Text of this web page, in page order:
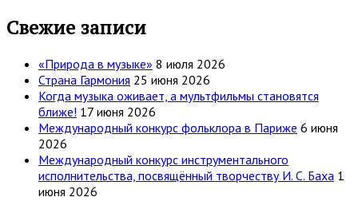
Свежие записи
«Природа в музыке» 8 июля 2026
Страна Гармония 25 июня 2026
Когда музыка оживает, а мультфильмы становятся
ближе! 17 июня 2026
Международный конкурс фольклора в Париже 6 июня
2026
Международный конкурс инструментального
исполнительства, посвящённый творчеству И. С. Баха 1
июня 2026